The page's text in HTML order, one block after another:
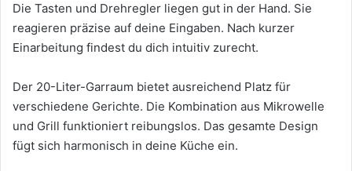
Die Tasten und Drehregler liegen gut in der Hand. Sie
reagieren präzise auf deine Eingaben. Nach kurzer
Einarbeitung findest du dich intuitiv zurecht.
Der 20-Liter-Garraum bietet ausreichend Platz für
verschiedene Gerichte. Die Kombination aus Mikrowelle
und Grill funktioniert reibungslos. Das gesamte Design
fügt sich harmonisch in deine Küche ein.